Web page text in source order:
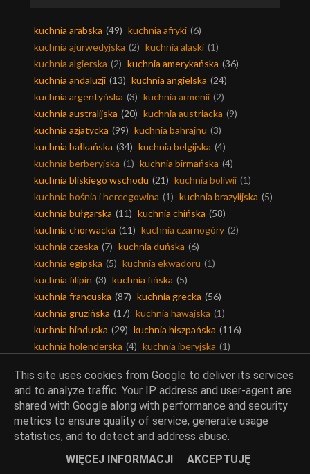
kuchnia arabska (49) kuchnia afryki (6)
kuchnia ajurwedyjska (2) kuchnia alaski (1)
kuchnia algierska (2) kuchnia amerykańska (36)
kuchnia andaluzji (13) kuchnia angielska (24)
kuchnia argentyńska (3) kuchnia armenii (2)
kuchnia australijska (20) kuchnia austriacka (9)
kuchnia azjatycka (99) kuchnia bahrajnu (3)
kuchnia bałkańska (34) kuchnia belgijska (4)
kuchnia berberyjska (1) kuchnia birmańska (4)
kuchnia bliskiego wschodu (21) kuchnia boliwii (1)
kuchnia bośnia i hercegowina (1) kuchnia brazylijska (5)
kuchnia bułgarska (11) kuchnia chińska (58)
kuchnia chorwacka (11) kuchnia czarnogóry (2)
kuchnia czeska (7) kuchnia duńska (6)
kuchnia egipska (5) kuchnia ekwadoru (1)
kuchnia filipin (3) kuchnia fińska (5)
kuchnia francuska (87) kuchnia grecka (56)
kuchnia gruzińska (17) kuchnia hawajska (1)
kuchnia hinduska (29) kuchnia hiszpańska (116)
kuchnia holenderska (4) kuchnia iberyjska (1)
kuchnia iranu (6) kuchnia irlandzka (9)
kuchnia islandzka (2) kuchnia izraela (29)
kuchnia jamajki (2) kuchnia japońska (32)
kuchnia jemenu
(1) kuchnia jerozolimy (11)
kuchnia karaibska (1) kuchnia kolumbii (1)
This site uses cookies from Google to deliver its services
and to analyze traffic. Your IP address and user-agent are
shared with Google along with performance and security
metrics to ensure quality of service, generate usage
statistics, and to detect and address abuse.
WIĘCEJ INFORMACJI
AKCEPTUJĘ